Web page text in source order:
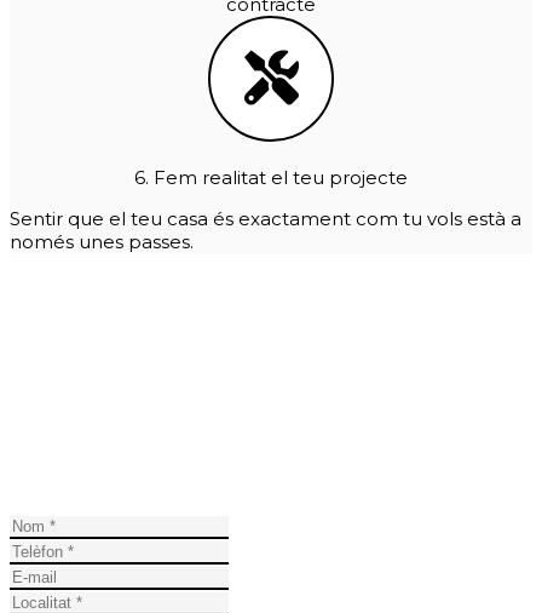
6. Fem realitat el teu projecte
Sentir que el teu casa és exactament com tu vols està a
només unes passes.